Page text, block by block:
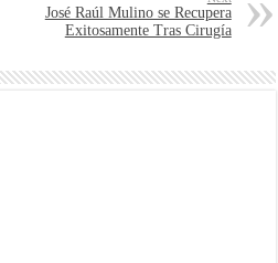
José Raúl Mulino se Recupera
Exitosamente Tras Cirugía